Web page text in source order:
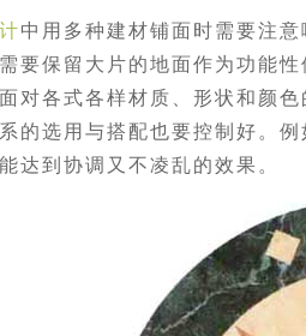
中用多种建材铺面时需要注意
要保留大片的地面作为功能
对各式各样材质、形状和颜
的选用与搭配也要控制好。
达到协调又不凌乱的效果。